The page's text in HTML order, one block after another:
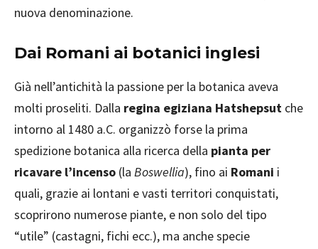
nuova denominazione.
Dai Romani ai botanici inglesi
Già nell’antichità la passione per la botanica aveva
molti proseliti. Dalla regina egiziana Hatshepsut che
intorno al 1480 a.C. organizzò forse la prima
spedizione botanica alla ricerca della pianta per
ricavare l’incenso (la Boswellia), fino ai Romani i
quali, grazie ai lontani e vasti territori conquistati,
scoprirono numerose piante, e non solo del tipo
“utile” (castagni, fichi ecc.), ma anche specie